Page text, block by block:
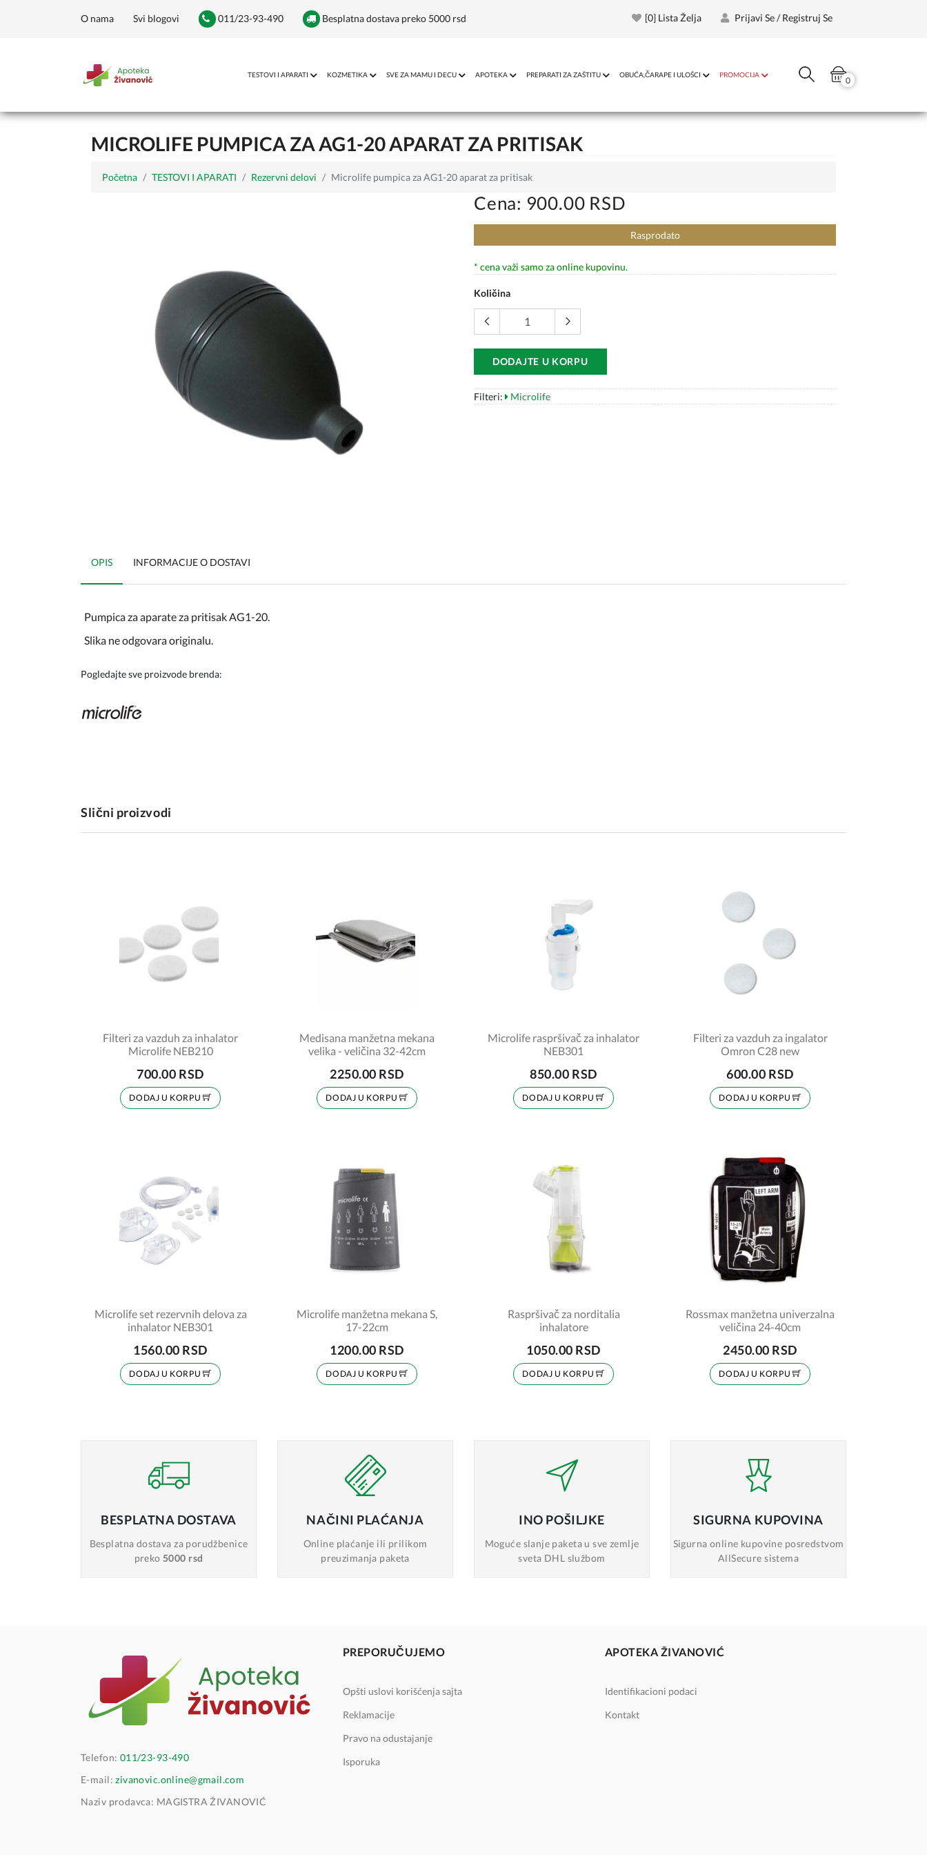
O nama Svi blogovi 011/23-93-490 Besplatna dostava preko 5000 rsd [0] Lista Želja Prijavi Se / Registruj Se
TESTOVI I APARATI KOZMETIKA SVE ZA MAMU I DECU APOTEKA PREPARATI ZA ZAŠTITU OBUĆA,ČARAPE I ULOŠCI PROMOCIJA
0
MICROLIFE PUMPICA ZA AG1-20 APARAT ZA PRITISAK
Početna TESTOVI I APARATI Rezervni delovi Microlife pumpica za AG1-20 aparat za pritisak
Cena: 900.00 RSD
Rasprodato
* cena važi samo za online kupovinu.
Količina
DODAJTE U KORPU
Filteri: Microlife
OPIS INFORMACIJE O DOSTAVI
Pumpica za aparate za pritisak AG1-20.
Slika ne odgovara originalu.
Pogledajte sve proizvode brenda:
Slični proizvodi
Filteri za vazduh za inhalator
Microlife NEB210
700.00 RSD
DODAJ U KORPU
Medisana manžetna mekana
velika - veličina 32-42cm
2250.00 RSD
DODAJ U KORPU
Microlife raspršivač za inhalator
NEB301
850.00 RSD
DODAJ U KORPU
Filteri za vazduh za ingalator
Omron C28 new
600.00 RSD
DODAJ U KORPU
Microlife set rezervnih delova za
inhalator NEB301
1560.00 RSD
DODAJ U KORPU
Microlife manžetna mekana S,
17-22cm
1200.00 RSD
DODAJ U KORPU
Raspršivač za norditalia
inhalatore
1050.00 RSD
DODAJ U KORPU
Rossmax manžetna univerzalna
veličina 24-40cm
2450.00 RSD
DODAJ U KORPU
BESPLATNA DOSTAVA
Besplatna dostavaza porudžbenice
preko 5000 rsd
NAČINI PLAĆANJA
Online plaćanje ili prilikom
preuzimanja paketa
INO POŠILJKE
Moguće slanje paketa u sve zemlje
sveta DHL službom
SIGURNA KUPOVINA
Sigurna online kupovine posredstvom
AllSecure sistema
Telefon: 011/23-93-490
E-mail:zivanovic.online@gmail.com
Naziv prodavca: MAGISTRA ŽIVANOVIĆ
PREPORUČUJEMO
Opšti uslovi korišćenja sajta
Reklamacije
Pravo na odustajanje
Isporuka
APOTEKA ŽIVANOVIĆ
Identifikacioni podaci
Kontakt